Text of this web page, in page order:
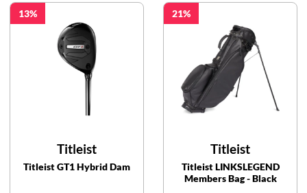
13
Titleist
Titleist GT1 Hybrid Dam
21
Titleist
Titleist LINKSLEGEND
Members Bag - Black